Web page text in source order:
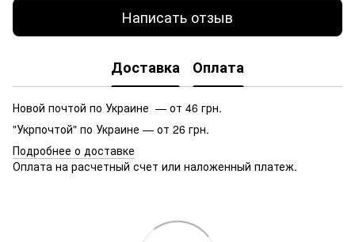
Написать отзыв
Доставка Оплата
Новой почтой по Украине — от 46 грн.
"Укрпочтой" по Украине — от 26 грн.
Подробнее о доставке
Оплата на расчетный счет или наложенный платеж.